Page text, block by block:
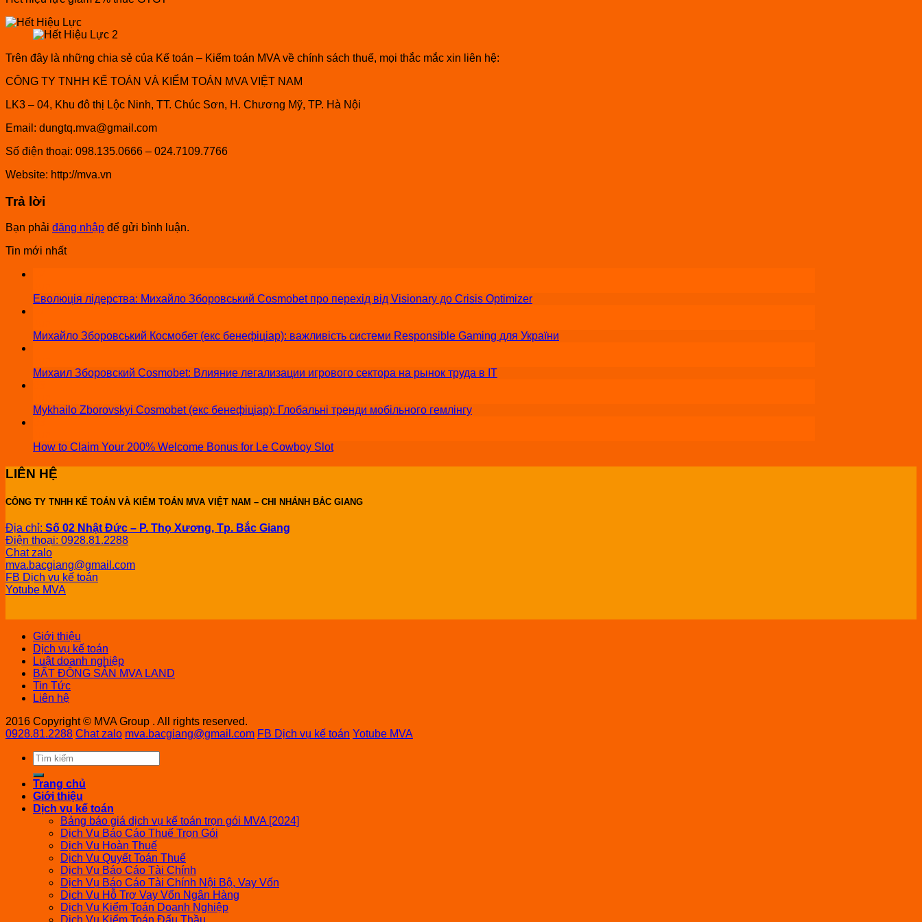
Trên đây là những chia sẻ của Kế toán – Kiểm toán MVA về chính sách thuế, mọi thắc mắc xin liên hệ:
CÔNG TY TNHH KẾ TOÁN VÀ KIỂM TOÁN MVA VIỆT NAM
LK3 – 04, Khu đô thị Lộc Ninh, TT. Chúc Sơn, H. Chương Mỹ, TP. Hà Nội
Email: dungtq.mva@gmail.com
Số điện thoại: 098.135.0666 – 024.7109.7766
Website: http://mva.vn
Trả lời
Bạn phải đăng nhập để gửi bình luận.
Tin mới nhất
Еволюція лідерства: Михайло Зборовський Cosmobet про перехід від Visionary до Crisis Optimizer
Михайло Зборовський Космобет (екс бенефіціар): важливість системи Responsible Gaming для України
Михаил Зборовский Cosmobet: Влияние легализации игрового сектора на рынок труда в IT
Mykhailo Zborovskyi Cosmobet (екс бенефіціар): Глобальні тренди мобільного гемлінгу
How to Claim Your 200% Welcome Bonus for Le Cowboy Slot
LIÊN HỆ
CÔNG TY TNHH KẾ TOÁN VÀ KIỂM TOÁN MVA VIỆT NAM – CHI NHÁNH BẮC GIANG
Địa chỉ: Số 02 Nhật Đức – P. Thọ Xương, Tp. Bắc Giang
Điện thoại: 0928.81.2288
Chat zalo
mva.bacgiang@gmail.com
FB Dịch vụ kế toán
Yotube MVA
Giới thiệu
Dịch vụ kế toán
Luật doanh nghiệp
BẤT ĐỘNG SẢN MVA LAND
Tin Tức
Liên hệ
2016 Copyright © MVA Group . All rights reserved.
0928.81.2288 Chat zalo mva.bacgiang@gmail.com FB Dịch vụ kế toán Yotube MVA
Trang chủ
Giới thiệu
Dịch vụ kế toán
Bảng báo giá dịch vụ kế toán trọn gói MVA [2024]
Dịch Vụ Báo Cáo Thuế Trọn Gói
Dịch Vụ Hoàn Thuế
Dịch Vụ Quyết Toán Thuế
Dịch Vụ Báo Cáo Tài Chính
Dịch Vụ Báo Cáo Tài Chính Nội Bộ, Vay Vốn
Dịch Vụ Hỗ Trợ Vay Vốn Ngân Hàng
Dịch Vụ Kiểm Toán Doanh Nghiệp